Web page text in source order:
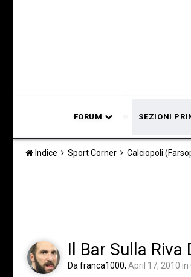
FORUM SEZIONI
Indice Sport Corner Calciopoli
Il Bar Sulla Riva
Da franca1000, April 17, 2010 in